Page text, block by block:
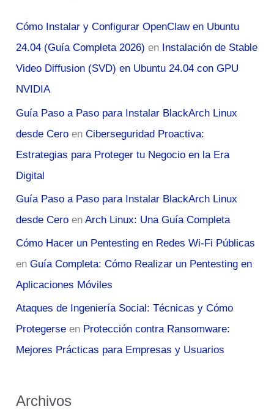
Cómo Instalar y Configurar OpenClaw en Ubuntu
24.04 (Guía Completa 2026) en Instalación de Stable
Video Diffusion (SVD) en Ubuntu 24.04 con GPU
NVIDIA
Guía Paso a Paso para Instalar BlackArch Linux
desde Cero enCiberseguridad Proactiva:
Estrategias para Proteger tu Negocio en la Era
Digital
Guía Paso a Paso para Instalar BlackArch Linux
desde Cero enArch Linux: Una Guía Completa
Cómo Hacer un Pentesting en Redes Wi-Fi Públicas
enGuía Completa: Cómo Realizar un Pentesting en
Aplicaciones Móviles
Ataques de Ingeniería Social: Técnicas y Cómo
Protegerse en Protección contra Ransomware:
Mejores Prácticas para Empresas y Usuarios
Archivos